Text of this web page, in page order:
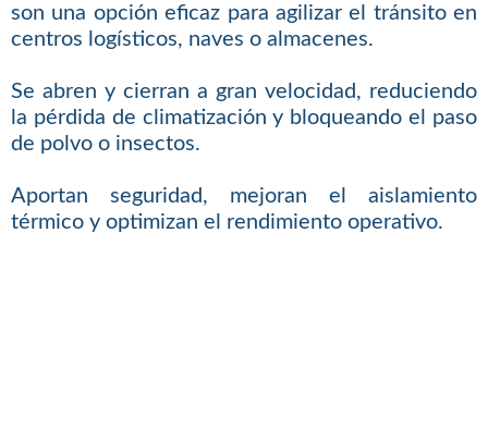
son una opción eficaz para agilizar el tránsito en
centros logísticos, naves o almacenes.
Se abren y cierran a gran velocidad, reduciendo
la pérdida de climatización y bloqueando el paso
de polvo o insectos.
Aportan seguridad, mejoran el aislamiento
térmico y optimizan el rendimiento operativo.